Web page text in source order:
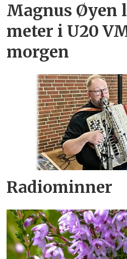
Magnus Øyen
meter i U20
morgen
Radiominner